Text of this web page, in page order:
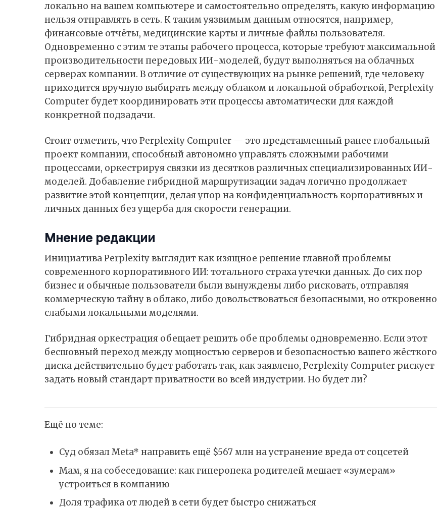
локально на вашем компьютере и самостоятельно определять, какую информацию
нельзя отправлять в сеть. К таким уязвимым данным относятся, например,
финансовые отчёты, медицинские карты и личные файлы пользователя.
Одновременно с этим те этапы рабочего процесса, которые требуют максимальной
производительности передовых ИИ-моделей, будут выполняться на облачных
серверах компании. В отличие от существующих на рынке решений, где человеку
приходится вручную выбирать между облаком и локальной обработкой, Perplexity
Computer будет координировать эти процессы автоматически для каждой
конкретной подзадачи.
Стоит отметить, что Perplexity Computer — это представленный ранее глобальный
проект компании, способный автономно управлять сложными рабочими
процессами, оркестрируя связки из десятков различных специализированных ИИ-
моделей. Добавление гибридной маршрутизации задач логично продолжает
развитие этой концепции, делая упор на конфиденциальность корпоративных и
личных данных без ущерба для скорости генерации.
Мнение редакции
Инициатива Perplexity выглядит как изящное решение главной проблемы
современного корпоративного ИИ: тотального страха утечки данных. До сих пор
бизнес и обычные пользователи были вынуждены либо рисковать, отправляя
коммерческую тайну в облако, либо довольствоваться безопасными, но откровенно
слабыми локальными моделями.
Гибридная оркестрация обещает решить обе проблемы одновременно. Если этот
бесшовный переход между мощностью серверов и безопасностью вашего жёсткого
диска действительно будет работать так, как заявлено, Perplexity Computer рискует
задать новый стандарт приватности во всей индустрии. Но будет ли?
Ещё по теме:
Суд обязал Meta* направить ещё $567 млн на устранение вреда от соцсетей
Мам, я на собеседование: как гиперопека родителей мешает «зумерам»
устроиться в компанию
Доля трафика от людей в сети будет быстро снижаться